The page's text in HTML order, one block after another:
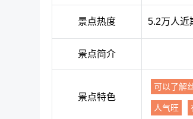
景点热度 5.2万人近
景点简介
景点特色
可以了解
人气旺